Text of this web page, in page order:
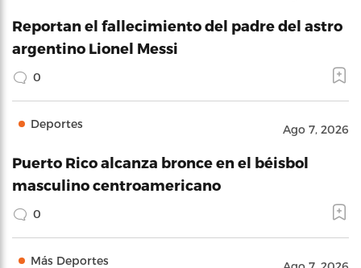
Reportan el fallecimiento del padre del astro
argentino Lionel Messi
0
Deportes Ago 7, 2026
Puerto Rico alcanza bronce en el béisbol
masculino centroamericano
0
Más Deportes